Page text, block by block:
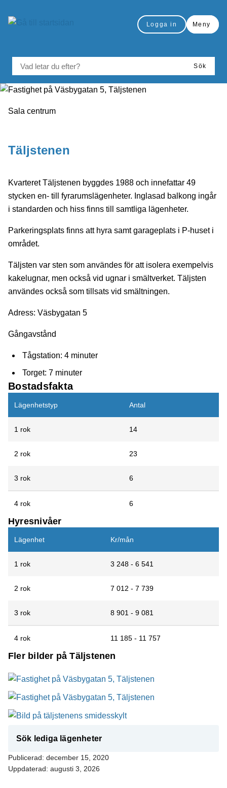
Logga in Meny
Sök
Du är här:
Sala centrum
Täljstenen
Kvarteret Täljstenen byggdes 1988 och innefattar 49
stycken en- till fyrarumslägenheter. Inglasad balkong ingår
i standarden och hiss finns till samtliga lägenheter.
Parkeringsplats finns att hyra samt garageplats i P-huset i
området.
Täljsten var sten som användes för att isolera exempelvis
kakelugnar, men också vid ugnar i smältverket. Täljsten
användes också som tillsats vid smältningen.
Adress: Väsbygatan 5
Gångavstånd
Tågstation: 4 minuter
Torget: 7 minuter
Bostadsfakta
Lägenhetstyp Antal
1 rok 14
2 rok 23
3 rok 6
4 rok 6
Hyresnivåer
Lägenhet Kr/mån
1 rok 3 248 - 6 541
2 rok 7 012 - 7 739
3 rok 8 901 - 9 081
4 rok 11 185 - 11 757
Fler bilder på Täljstenen
Sök lediga lägenheter
Publicerad: december 15, 2020
Uppdaterad: augusti 3, 2026